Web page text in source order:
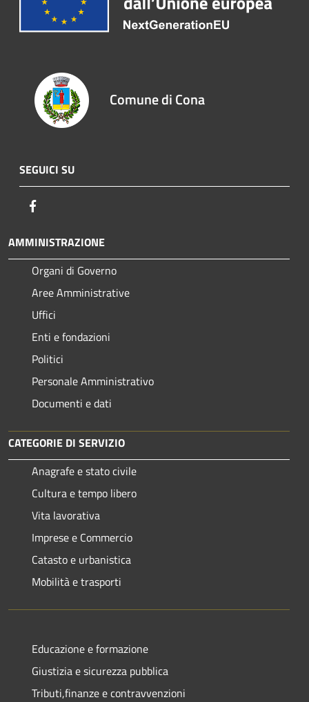
Comune di Cona
SEGUICI SU
AMMINISTRAZIONE
Organi di Governo
Aree Amministrative
Uffici
Enti e fondazioni
Politici
Personale Amministrativo
Documenti e dati
CATEGORIE DI SERVIZIO
Anagrafe e stato civile
Cultura e tempo libero
Vita lavorativa
Imprese e Commercio
Catasto e urbanistica
Mobilità e trasporti
Educazione e formazione
Giustizia e sicurezza pubblica
Tributi,finanze e contravvenzioni